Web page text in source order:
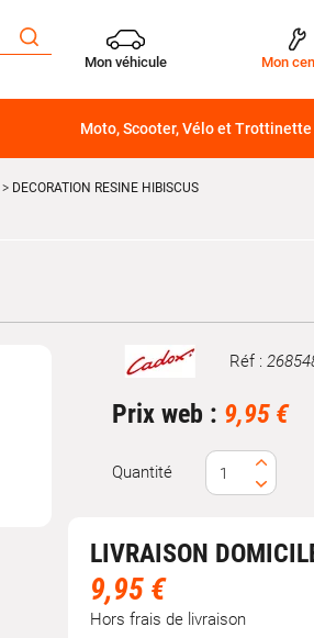
Mon véhicule Mon
Moto, Scooter, Vélo et Trottinette
DECORATION RESINE HIBISCUS
Marque Réf :
Prix web : 9,95 €
Quantité
LIVRAISON
9,95 €
Hors frais de livraison